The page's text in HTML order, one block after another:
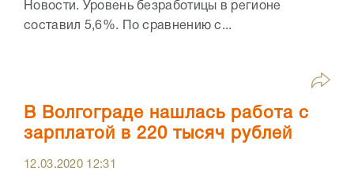
Новости. Уровень безработицы в регионе
составил 5,6%. По сравнению с...
В Волгограде нашлась работа с
зарплатой в 220 тысяч рублей
12.03.2020 12:31